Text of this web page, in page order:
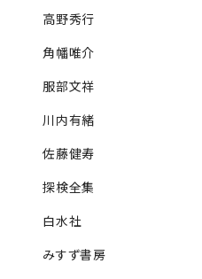
高野秀行
角幡唯介
服部文祥
川内有緒
佐藤健寿
探検全集
白水社
みすず書房